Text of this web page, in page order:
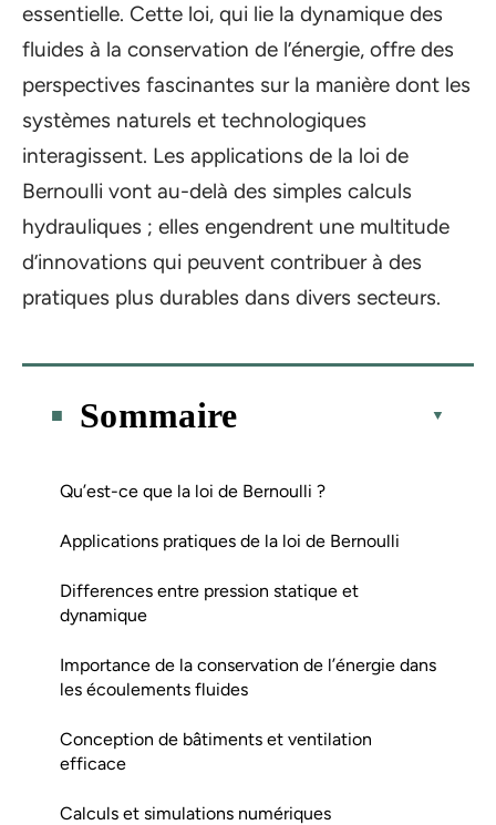
essentielle. Cette loi, qui lie la dynamique des
fluides à la conservation de l’énergie, offre des
perspectives fascinantes sur la manière dont les
systèmes naturels et technologiques
interagissent. Les applications de la loi de
Bernoulli vont au-delà des simples calculs
hydrauliques ; elles engendrent une multitude
d’innovations qui peuvent contribuer à des
pratiques plus durables dans divers secteurs.
Sommaire
Qu’est-ce que la loi de Bernoulli ?
Applications pratiques de la loi de Bernoulli
Differences entre pression statique et
dynamique
Importance de la conservation de l’énergie dans
les écoulements fluides
Conception de bâtiments et ventilation
efficace
Calculs et simulations numériques